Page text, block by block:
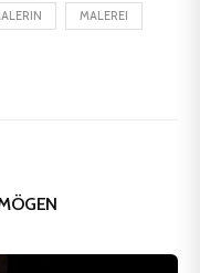
MALEREI